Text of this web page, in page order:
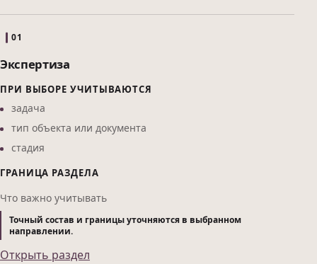
01
Экспертиза
ПРИ ВЫБОРЕ УЧИТЫВАЮТСЯ
задача
тип объекта или документа
стадия
ГРАНИЦА РАЗДЕЛА
Что важно учитывать
Точный состав и границы уточняются в выбранном
направлении.
Открыть раздел